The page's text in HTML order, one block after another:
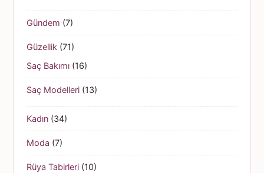
Gündem (7)
Güzellik (71)
Saç Bakımı (16)
Saç Modelleri (13)
Kadın (34)
Moda (7)
Rüya Tabirleri (10)